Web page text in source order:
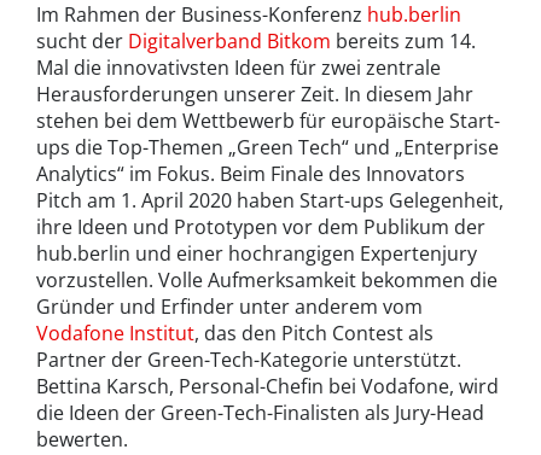
Im Rahmen der Business-Konferenz hub.berlin
sucht der Digitalverband Bitkom bereits zum 14.
Mal die innovativsten Ideen für zwei zentrale
Herausforderungen unserer Zeit. In diesem Jahr
stehen bei dem Wettbewerb für europäische Start-
ups die Top-Themen „Green Tech“ und „Enterprise
Analytics“ im Fokus. Beim Finale des Innovators
Pitch am 1. April 2020 haben Start-ups Gelegenheit,
ihre Ideen und Prototypen vor dem Publikum der
hub.berlin und einer hochrangigen Expertenjury
vorzustellen. Volle Aufmerksamkeit bekommen die
Gründer und Erfinder unter anderem vom
Vodafone Institut, das den Pitch Contest als
Partner der Green-Tech-Kategorie unterstützt.
Bettina Karsch, Personal-Chefin bei Vodafone, wird
die Ideen der Green-Tech-Finalisten als Jury-Head
bewerten.